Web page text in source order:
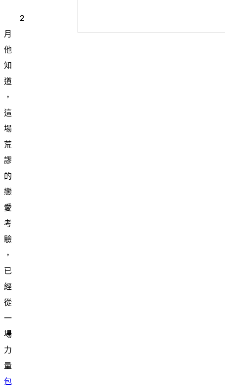
2
月
他
知
道
，
這
場
荒
謬
的
戀
愛
考
驗
，
已
經
從
一
場
力
量
包